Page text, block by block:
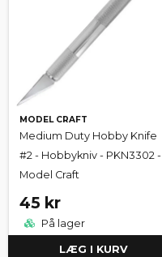
MODEL CRAFT
Medium Duty Hobby Knife
#2 - Hobbykniv - PKN3302 -
Model Craft
45 kr
På lager
LÆG I KURV